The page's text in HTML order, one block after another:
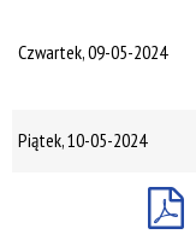
Czwartek, 09-05-2024
Piątek, 10-05-2024